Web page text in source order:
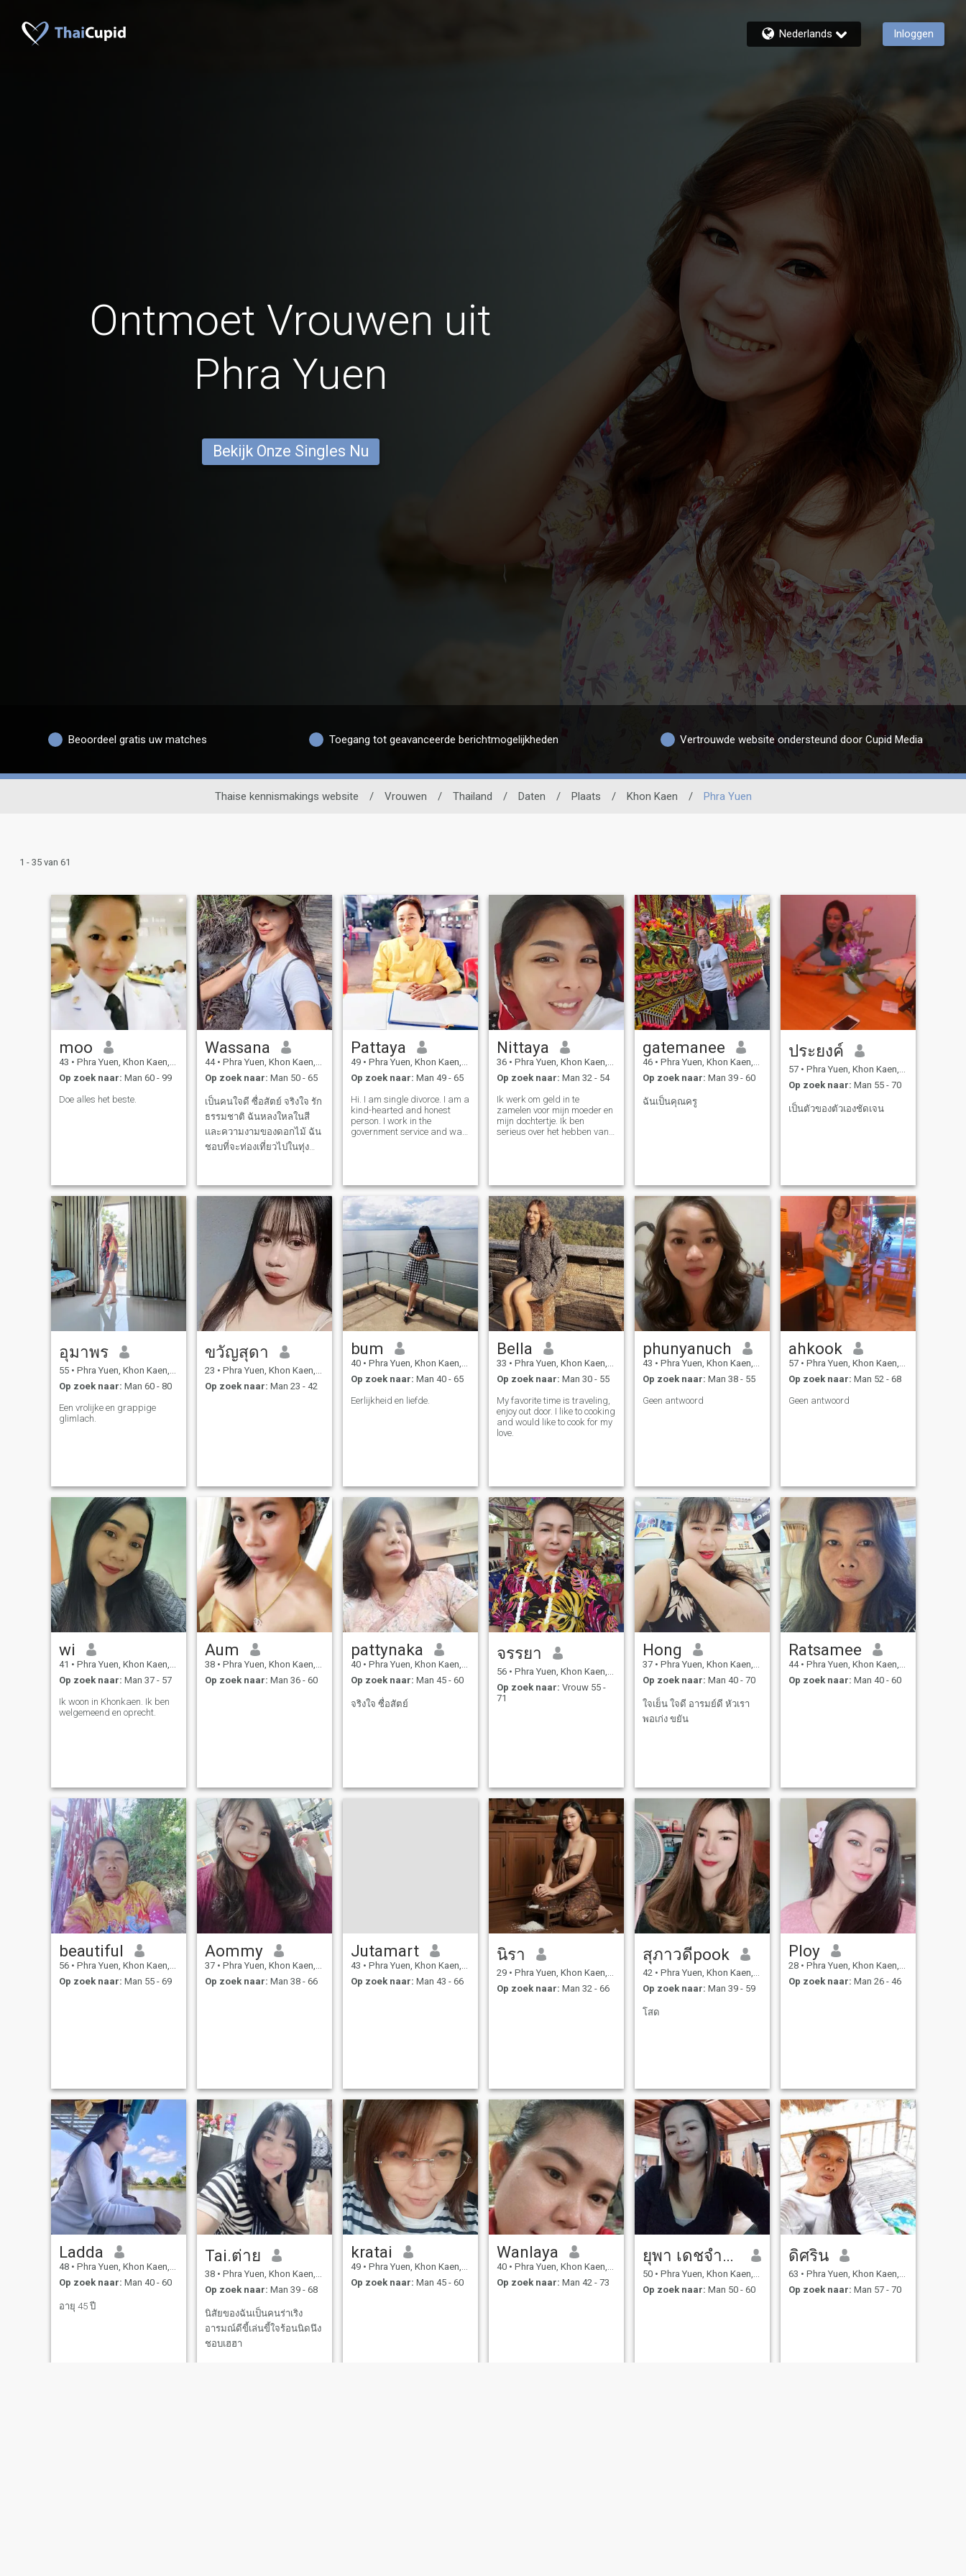
Nederlands Inloggen
Ontmoet Vrouwen uit
Phra Yuen
Bekijk Onze Singles Nu
Beoordeel gratis uw matches Toegang tot geavanceerde berichtmogelijkheden Vertrouwde website ondersteund door Cupid Media
Thaise kennismakings website / Vrouwen / Thailand / Daten / Plaats / Khon Kaen / Phra Yuen
1 - 35 van 61
moo
43 • Phra Yuen, Khon Kaen, Thailand
Op zoek naar: Man 60 - 99
Doe alles het beste.
Wassana
44 • Phra Yuen, Khon Kaen, Thailand
Op zoek naar: Man 50 - 65
เป็นคนใจดี ซื่อสัตย์ จริงใจ รัก
ธรรมชาติ ฉันหลงใหลในสี
และความงามของดอกไม้ ฉัน
ชอบที่จะท่องเที่ยวไปในทุ่ง
บริษัทโตโยต้า มอเตอร์
ประเทศไทย ในเมืองใหญ่ของ
ประเทศไทย เป็นเวลา 13 ปี
และฉันออกจากงานมาได้ 1 ปี
Pattaya
49 • Phra Yuen, Khon Kaen, Thailand
Op zoek naar: Man 49 - 65
Hi. I am single divorce. I am a
kind-hearted and honest
person. I work in the
government service and was
Nittaya
36 • Phra Yuen, Khon Kaen, Thailand
Op zoek naar: Man 32 - 54
Ik werk om geld in te
zamelen voor mijn moeder en
mijn dochtertje. Ik ben
serieus over het hebben van
eeuwig relaties. Ik hou van
heerlijk eten koken voor mijn
dierbaren.
gatemanee
46 • Phra Yuen, Khon Kaen, Thailand
Op zoek naar: Man 39 - 60
ฉันเป็นคุณครู
ประยงค์
57 • Phra Yuen, Khon Kaen, Thailand
Op zoek naar: Man 55 - 70
เป็นตัวของตัวเองชัดเจน
อุมาพร
55 • Phra Yuen, Khon Kaen, Thailand
Op zoek naar: Man 60 - 80
Een vrolijke en grappige
glimlach.
ขวัญสุดา
23 • Phra Yuen, Khon Kaen, Thailand
Op zoek naar: Man 23 - 42
bum
40 • Phra Yuen, Khon Kaen, Thailand
Op zoek naar: Man 40 - 65
Eerlijkheid en liefde.
Bella
33 • Phra Yuen, Khon Kaen, Thailand
Op zoek naar: Man 30 - 55
My favorite time is traveling,
enjoy out door. I like to cooking
and would like to cook for my
love.
phunyanuch
43 • Phra Yuen, Khon Kaen, Thailand
Op zoek naar: Man 38 - 55
Geen antwoord
ahkook
57 • Phra Yuen, Khon Kaen, Thailand
Op zoek naar: Man 52 - 68
Geen antwoord
wi
41 • Phra Yuen, Khon Kaen, Thailand
Op zoek naar: Man 37 - 57
Ik woon in Khonkaen. Ik ben
welgemeend en oprecht.
Aum
38 • Phra Yuen, Khon Kaen, Thailand
Op zoek naar: Man 36 - 60
pattynaka
40 • Phra Yuen, Khon Kaen, Thailand
Op zoek naar: Man 45 - 60
จริงใจ ซื่อสัตย์
จรรยา
56 • Phra Yuen, Khon Kaen, Thailand
Op zoek naar: Vrouw 55 -
71
Hong
37 • Phra Yuen, Khon Kaen, Thailand
Op zoek naar: Man 40 - 70
ใจเย็น ใจดี อารมย์ดี หัวเรา
พอเก่ง ขยัน
Ratsamee
44 • Phra Yuen, Khon Kaen, Thailand
Op zoek naar: Man 40 - 60
beautiful
56 • Phra Yuen, Khon Kaen, Thailand
Op zoek naar: Man 55 - 69
Aommy
37 • Phra Yuen, Khon Kaen, Thailand
Op zoek naar: Man 38 - 66
Jutamart
43 • Phra Yuen, Khon Kaen, Thailand
Op zoek naar: Man 43 - 66
นิรา
29 • Phra Yuen, Khon Kaen, Thailand
Op zoek naar: Man 32 - 66
สุภาวดีpook
42 • Phra Yuen, Khon Kaen, Thailand
Op zoek naar: Man 39 - 59
โสด
Ploy
28 • Phra Yuen, Khon Kaen, Thailand
Op zoek naar: Man 26 - 46
Ladda
48 • Phra Yuen, Khon Kaen, Thailand
Op zoek naar: Man 40 - 60
อายุ 45 ปี
Tai.ต่าย
38 • Phra Yuen, Khon Kaen, Thailand
Op zoek naar: Man 39 - 68
นิสัยของฉันเป็นคนร่าเริง
อารมณ์ดีขี้เล่นขี้ใจร้อนนิดนึง
ชอบเฮฮา
kratai
49 • Phra Yuen, Khon Kaen, Thailand
Op zoek naar: Man 45 - 60
Wanlaya
40 • Phra Yuen, Khon Kaen, Thailand
Op zoek naar: Man 42 - 73
ยุพา เดชจำปา
50 • Phra Yuen, Khon Kaen, Thailand
Op zoek naar: Man 50 - 60
ดิศริน
63 • Phra Yuen, Khon Kaen, Thailand
Op zoek naar: Man 57 - 70